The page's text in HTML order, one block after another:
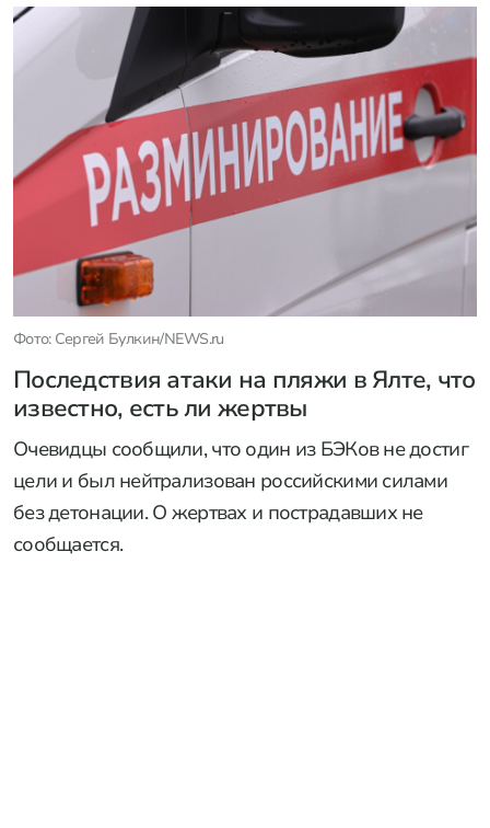
Фото: Сергей Булкин/NEWS.ru
Последствия атаки на пляжи в Ялте, что
известно, есть ли жертвы
Очевидцы сообщили, что один из БЭКов не достиг
цели и был нейтрализован российскими силами
без детонации. О жертвах и пострадавших не
сообщается.